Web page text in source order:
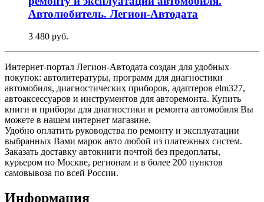
Автолюбитель. Легион-Aвтодата
3 480 руб.
Интернет-портал Легион-Автодата создан для удобных
покупок: автолитературы, программ для диагностики
автомобиля, диагностических приборов, адаптеров elm327,
автоаксессуаров и инструментов для авторемонта. Купить
книги и приборы для диагностики и ремонта автомобиля Вы
можете в нашем интернет магазине.
Удобно оплатить руководства по ремонту и эксплуатации
выбранных Вами марок авто любой из платежных систем.
Заказать доставку автокниги почтой без предоплаты,
курьером по Москве, регионам и в более 200 пунктов
самовывоза по всей России.
Информация